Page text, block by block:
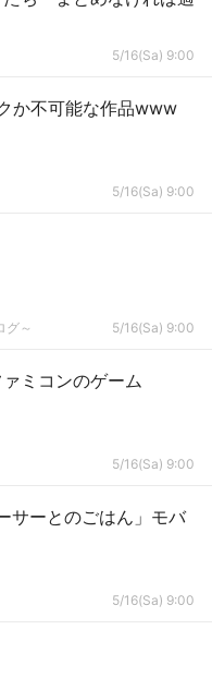
5/16(Sa) 9:00
か不可能な作品www
5/16(Sa) 9:00
グ～ 5/16(Sa) 9:00
ミコンのゲーム
5/16(Sa) 9:00
サーとのごはん」モバ
5/16(Sa) 9:00